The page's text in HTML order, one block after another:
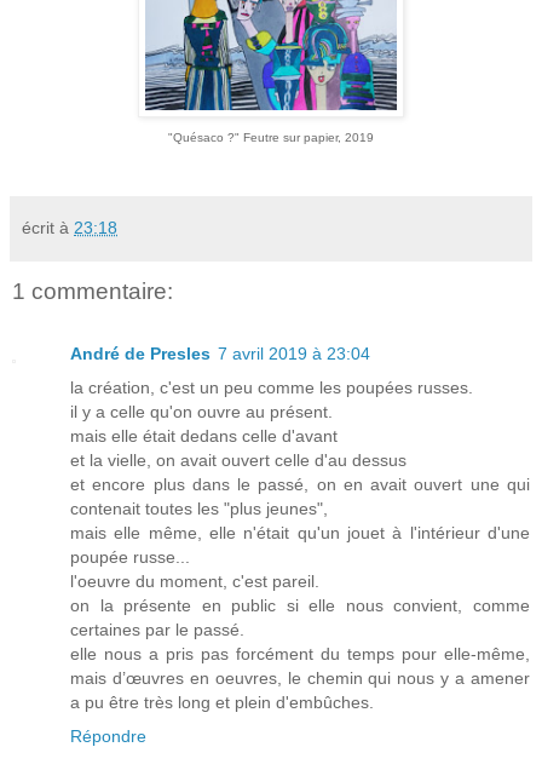
"Quésaco ?" Feutre sur papier, 2019
écrit à 23:18
1 commentaire:
André de Presles 7 avril 2019 à 23:04
la création, c'est un peu comme les poupées russes.
il y a celle qu'on ouvre au présent.
mais elle était dedans celle d'avant
et la vielle, on avait ouvert celle d'au dessus
et encore plus dans le passé, on en avait ouvert une qui
contenait toutes les "plus jeunes",
mais elle même, elle n'était qu'un jouet à l'intérieur d'une
poupée russe...
l'oeuvre du moment, c'est pareil.
on la présente en public si elle nous convient, comme
certaines par le passé.
elle nous a pris pas forcément du temps pour elle-même,
mais d’œuvres en oeuvres, le chemin qui nous y a amener
a pu être très long et plein d'embûches.
Répondre